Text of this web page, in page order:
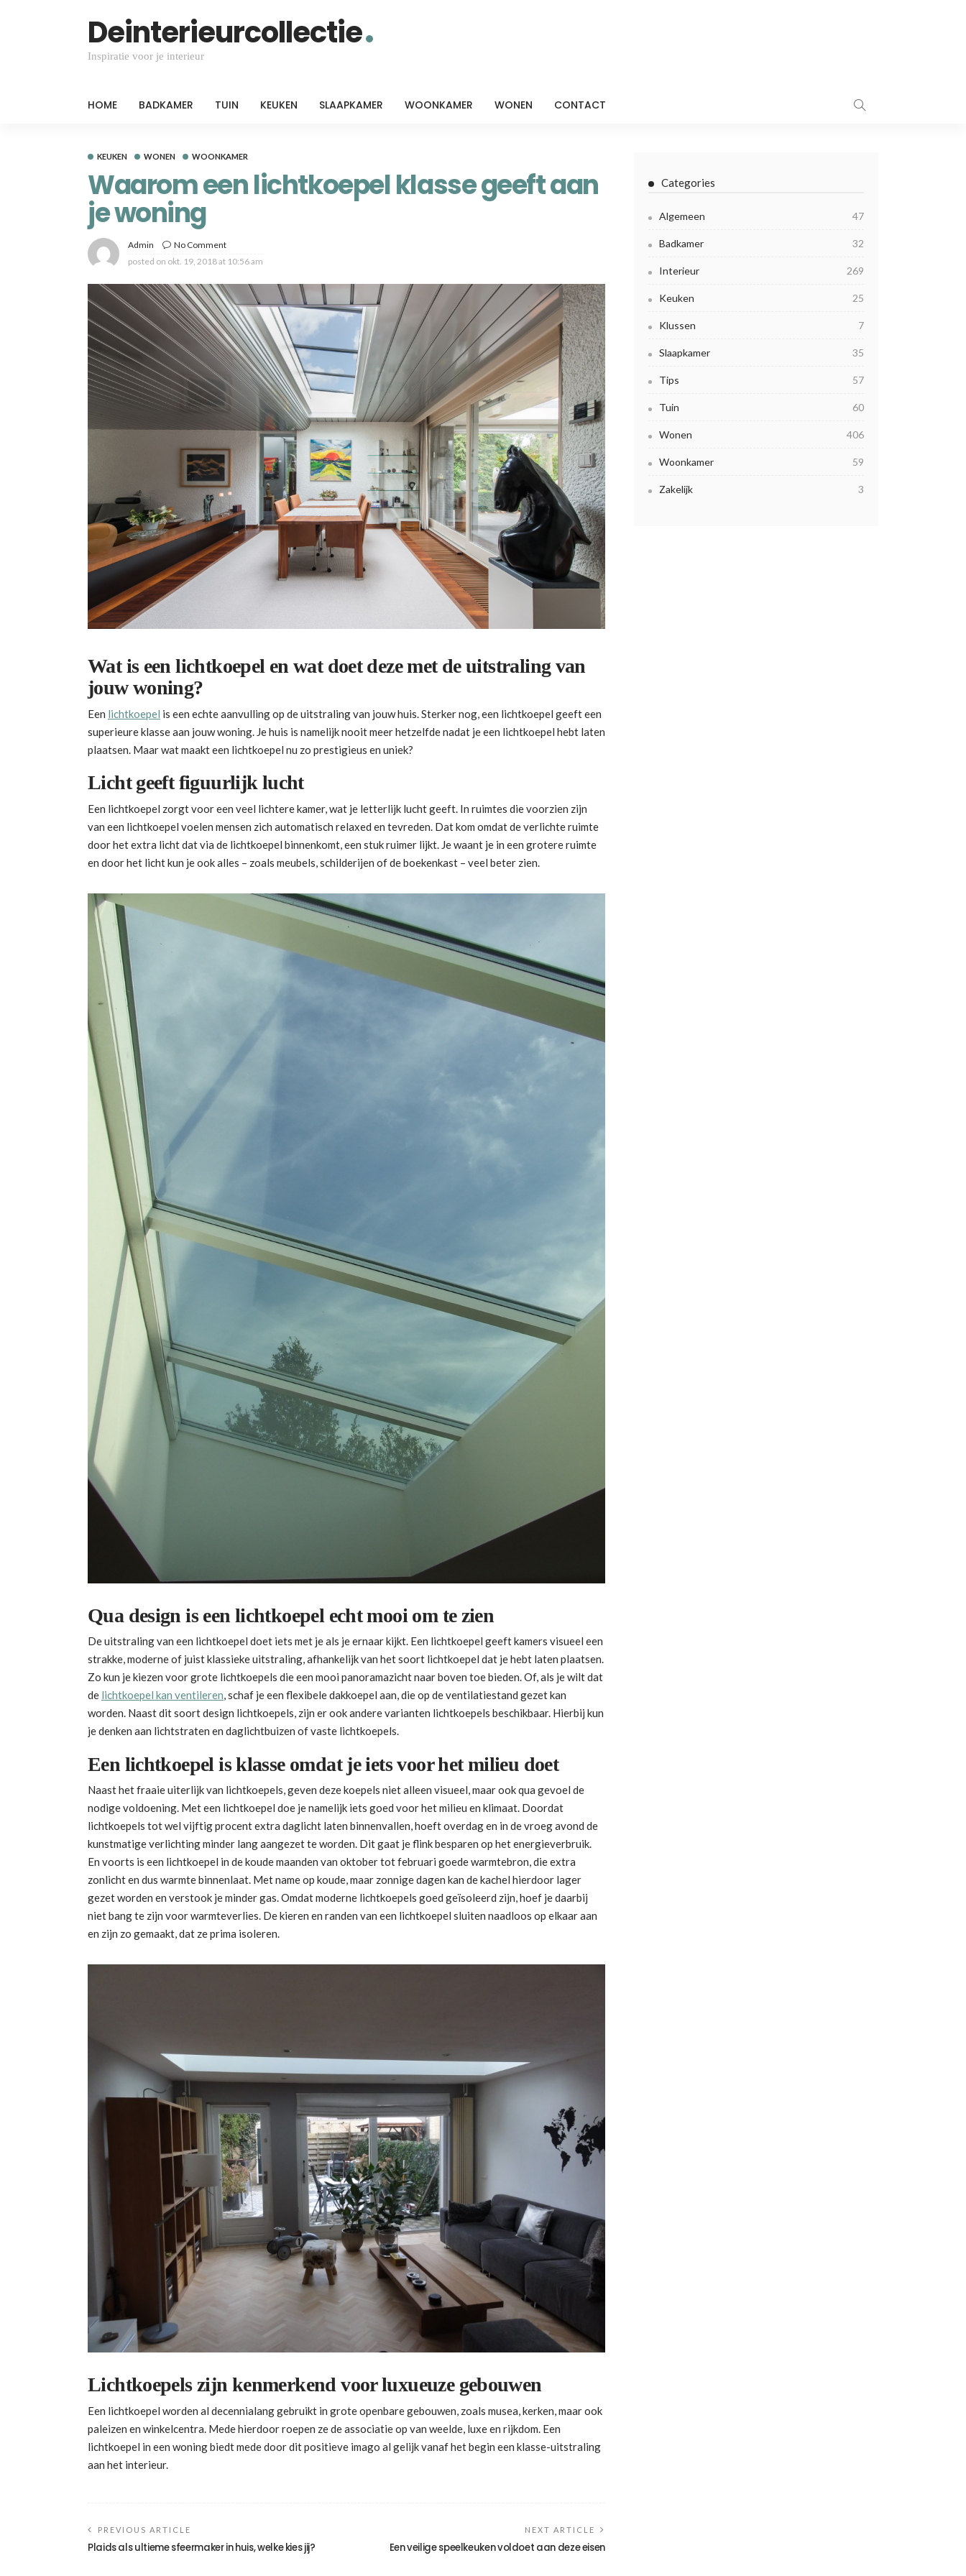
Deinterieurcollectie
Inspiratie voor je interieur
HOME BADKAMER TUIN KEUKEN SLAAPKAMER WOONKAMER WONEN CONTACT
KEUKEN WONEN WOONKAMER
Waarom een lichtkoepel klasse geeft aan
je woning
Admin
No Comment
posted on okt. 19, 2018 at 10:56 am
Wat is een lichtkoepel en wat doet deze met de uitstraling van
jouw woning?
Een lichtkoepel is een echte aanvulling op de uitstraling van jouw huis. Sterker nog, een lichtkoepel geeft een
superieure klasse aan jouw woning. Je huis is namelijk nooit meer hetzelfde nadat je een lichtkoepel hebt laten
plaatsen. Maar wat maakt een lichtkoepel nu zo prestigieus en uniek?
Licht geeft figuurlijk lucht
Een lichtkoepel zorgt voor een veel lichtere kamer, wat je letterlijk lucht geeft. In ruimtes die voorzien zijn
van een lichtkoepel voelen mensen zich automatisch relaxed en tevreden. Dat kom omdat de verlichte ruimte
door het extra licht dat via de lichtkoepel binnenkomt, een stuk ruimer lijkt. Je waant je in een grotere ruimte
en door het licht kun je ook alles – zoals meubels, schilderijen of de boekenkast – veel beter zien.
Qua design is een lichtkoepel echt mooi om te zien
De uitstraling van een lichtkoepel doet iets met je als je ernaar kijkt. Een lichtkoepel geeft kamers visueel een
strakke, moderne of juist klassieke uitstraling, afhankelijk van het soort lichtkoepel dat je hebt laten plaatsen.
Zo kun je kiezen voor grote lichtkoepels die een mooi panoramazicht naar boven toe bieden. Of, als je wilt dat
de lichtkoepel kan ventileren, schaf je een flexibele dakkoepel aan, die op de ventilatiestand gezet kan
worden. Naast dit soort design lichtkoepels, zijn er ook andere varianten lichtkoepels beschikbaar. Hierbij kun
je denken aan lichtstraten en daglichtbuizen of vaste lichtkoepels.
Een lichtkoepel is klasse omdat je iets voor het milieu doet
Naast het fraaie uiterlijk van lichtkoepels, geven deze koepels niet alleen visueel, maar ook qua gevoel de
nodige voldoening. Met een lichtkoepel doe je namelijk iets goed voor het milieu en klimaat. Doordat
lichtkoepels tot wel vijftig procent extra daglicht laten binnenvallen, hoeft overdag en in de vroeg avond de
kunstmatige verlichting minder lang aangezet te worden. Dit gaat je flink besparen op het energieverbruik.
En voorts is een lichtkoepel in de koude maanden van oktober tot februari goede warmtebron, die extra
zonlicht en dus warmte binnenlaat. Met name op koude, maar zonnige dagen kan de kachel hierdoor lager
gezet worden en verstook je minder gas. Omdat moderne lichtkoepels goed geïsoleerd zijn, hoef je daarbij
niet bang te zijn voor warmteverlies. De kieren en randen van een lichtkoepel sluiten naadloos op elkaar aan
en zijn zo gemaakt, dat ze prima isoleren.
Lichtkoepels zijn kenmerkend voor luxueuze gebouwen
Een lichtkoepel worden al decennialang gebruikt in grote openbare gebouwen, zoals musea, kerken, maar ook
paleizen en winkelcentra. Mede hierdoor roepen ze de associatie op van weelde, luxe en rijkdom. Een
lichtkoepel in een woning biedt mede door dit positieve imago al gelijk vanaf het begin een klasse-uitstraling
aan het interieur.
PREVIOUS ARTICLE
Plaids als ultieme sfeermaker in huis, welke kies jij?
NEXT ARTICLE
Een veilige speelkeuken voldoet aan deze eisen
Categories
Algemeen 47
Badkamer 32
Interieur 269
Keuken 25
Klussen 7
Slaapkamer 35
Tips 57
Tuin 60
Wonen 406
Woonkamer 59
Zakelijk 3